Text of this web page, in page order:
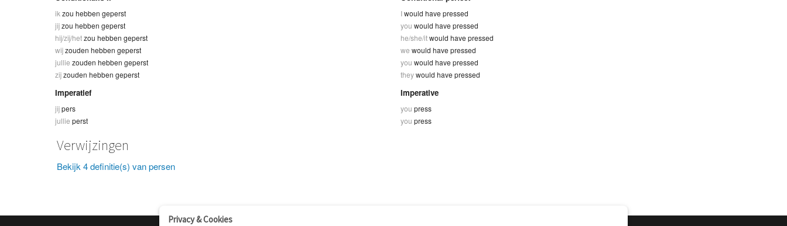
ik zou hebben geperst
jijzou hebben geperst
hij/zij/hetzou hebben geperst
wijzouden hebben geperst
jullie zouden hebben geperst
zijzouden hebben geperst
Iwould have pressed
you would have pressed
he/she/itwould have pressed
we would have pressed
you would have pressed
theywould have pressed
Imperatief
jijpers
jullie perst
Imperative
you press
you press
Verwijzingen
Bekijk 4 definitie(s) van persen
Privacy & Cookies